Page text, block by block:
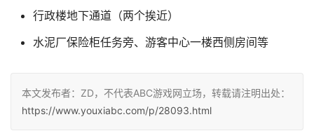
行政楼地下通道（两个挨近）‌
水泥厂保险柜任务旁、游客中心一楼西侧房间等 ‌
本文发布者：ZD，不代表ABC游戏网立场，转载请注明出处：
https://www.youxiabc.com/p/28093.html